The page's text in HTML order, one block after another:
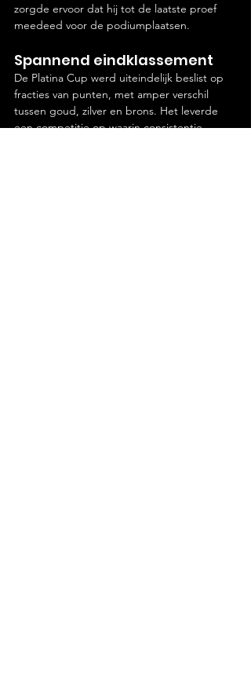
zorgde ervoor dat hij tot de laatste proef
meedeed voor de podiumplaatsen.
Spannend eindklassement
De Platina Cup werd uiteindelijk beslist op
fracties van punten, met amper verschil
tussen goud, zilver en brons. Het leverde
een competitie op waarin consistentie,